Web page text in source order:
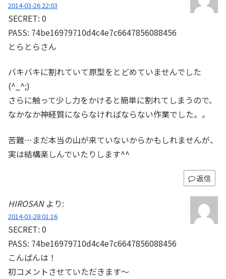
2014-03-26 22:03
SECRET: 0
PASS: 74be16979710d4c4e7c6647856088456
とらとらさん
バキバキに割れていて原型をとどめていませんでした
(^_^;)
さらに触って少し力をかけると簡単に割れてしまうので、
なかなか神経質にならなければならない作業でした。。
苦難…まだ本当の山が来ていないからかもしれませんが、
実は結構楽しんでいたりします^^
返信
HIROSAN より:
2014-03-28 01:16
SECRET: 0
PASS: 74be16979710d4c4e7c6647856088456
こんばんは！
初コメントさせていただきます～